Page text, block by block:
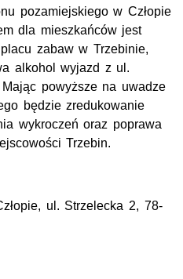
pozamiejskiego w Człopie
dla mieszkańców jest
zabaw w Trzebinie,
alkohol wyjazd z ul.
powyższe na uwadze
będzie zredukowanie
wykroczeń oraz poprawa
Trzebin.
ul. Strzelecka 2, 78-